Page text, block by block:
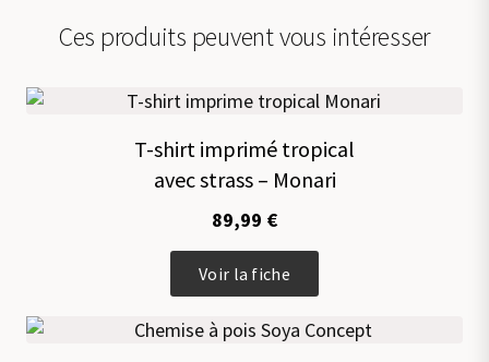
Ces produits peuvent vous intéresser
T-shirt imprimé tropical
avec strass – Monari
89,99 €
Voir la fiche
plusieurs